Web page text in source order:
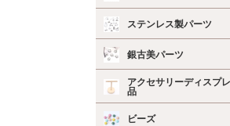
ステンレス製パーツ
銀古美パーツ
アクセサリーディスプ
品
ビーズ